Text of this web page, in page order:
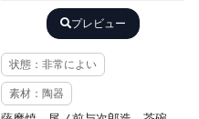
プレビュー
状態：非常によい
素材：陶器